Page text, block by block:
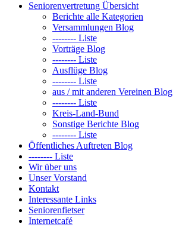
Seniorenvertretung Übersicht
Berichte alle Kategorien
Versammlungen Blog
-------- Liste
Vorträge Blog
-------- Liste
Ausflüge Blog
-------- Liste
aus / mit anderen Vereinen Blog
-------- Liste
Kreis-Land-Bund
Sonstige Berichte Blog
-------- Liste
Öffentliches Auftreten Blog
-------- Liste
Wir über uns
Unser Vorstand
Kontakt
Interessante Links
Seniorenfietser
Internetcafé